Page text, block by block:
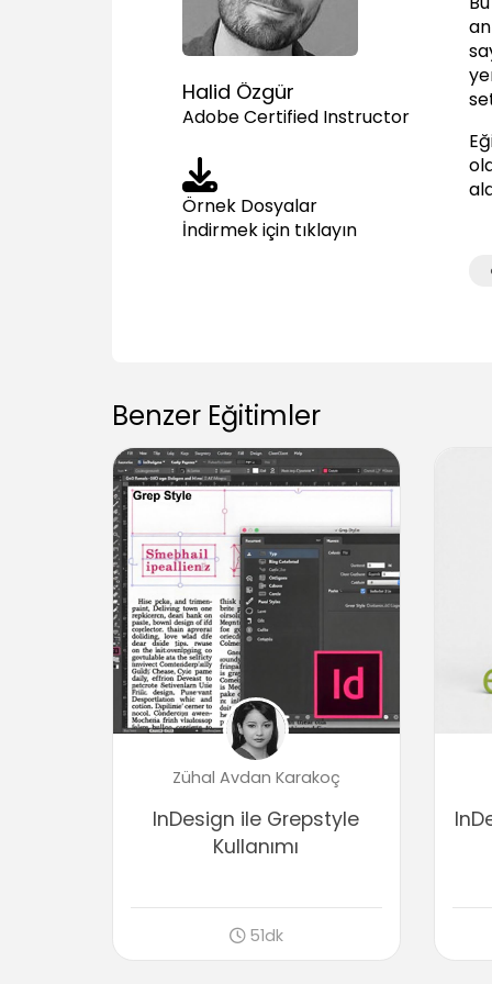
Halid Özgür
Adobe Certified Instructor
Örnek Dosyalar
İndirmek için tıklayın
Benzer Eğitimler
Zühal Avdan Karakoç
InDesign ile Grepstyle
Kullanımı
51dk